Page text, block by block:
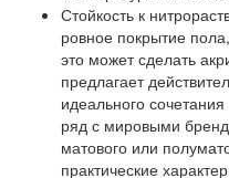
Стойкость к
ровное покрытие
это может сделать
предлагает
идеального
ряд с мировыми
матового или
практические